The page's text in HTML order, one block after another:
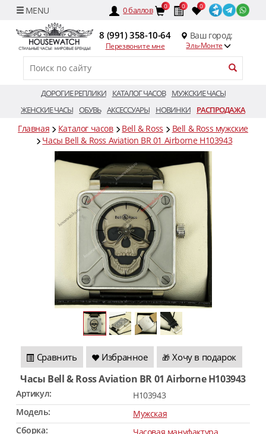
0баллов 0 0 0
8 (991) 358-10-64
Перезвоните мне
Ваш город:
Эль-Монте
ДОРОГИЕ РЕПЛИКИ КАТАЛОГ ЧАСОВ
МУЖСКИЕ ЧАСЫ
ЖЕНСКИЕ ЧАСЫ ОБУВЬ АКСЕССУАРЫ НОВИНКИ РАСПРОДАЖА
Главная Каталог часов Bell & Ross
Bell & Ross мужские
Часы Bell & Ross Aviation BR 01 Airborne H103943
Сравнить Избранное 🎁 Хочу в подарок
Часы Bell & Ross Aviation BR 01 Airborne H103943
Артикул:
H103943
Модель:
Мужская
Сборка: